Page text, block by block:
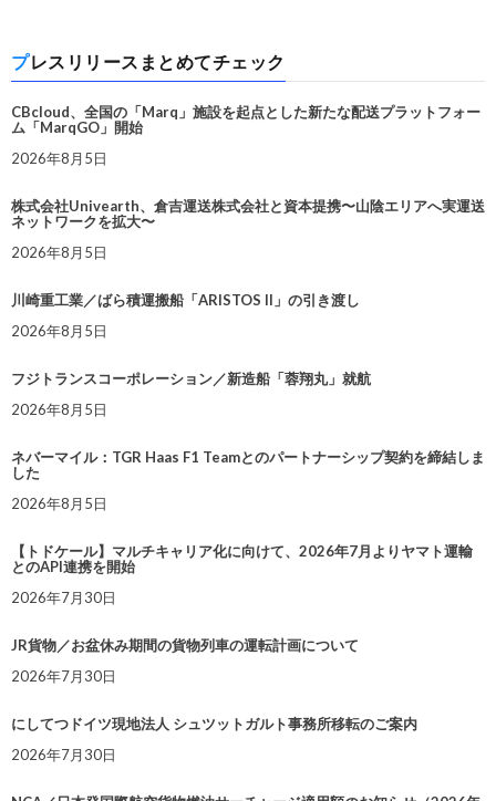
プレスリリースまとめてチェック
CBcloud、全国の「Marq」施設を起点とした新たな配送プラットフォー
ム「MarqGO」開始
2026年8月5日
株式会社Univearth、倉吉運送株式会社と資本提携〜山陰エリアへ実運送
ネットワークを拡大〜
2026年8月5日
川崎重工業／ばら積運搬船「ARISTOS II」の引き渡し
2026年8月5日
フジトランスコーポレーション／新造船「蓉翔丸」就航
2026年8月5日
ネバーマイル：TGR Haas F1 Teamとのパートナーシップ契約を締結しま
した
2026年8月5日
【トドケール】マルチキャリア化に向けて、2026年7月よりヤマト運輸
とのAPI連携を開始
2026年7月30日
JR貨物／お盆休み期間の貨物列車の運転計画について
2026年7月30日
にしてつドイツ現地法人 シュツットガルト事務所移転のご案内
2026年7月30日